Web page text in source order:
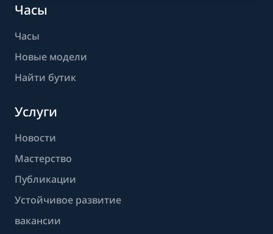
Часы
Часы
Новые модели
Найти бутик
Услуги
Новости
Мастерство
Публикации
Устойчивое развитие
вакансии